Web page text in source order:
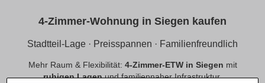
4-Zimmer-Wohnung in Siegen kaufen
Stadtteil-Lage · Preisspannen · Familienfreundlich
Mehr Raum & Flexibilität: 4-Zimmer-ETW in Siegen mit
ruhigen Lagenund familiennaher Infrastruktur.